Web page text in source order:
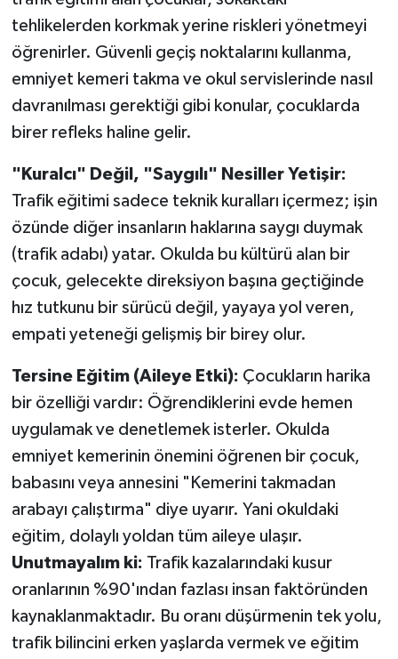
tehlikelerden korkmak yerine riskleri yönetmeyi
öğrenirler. Güvenli geçiş noktalarını kullanma,
emniyet kemeri takma ve okul servislerinde nasıl
davranılması gerektiği gibi konular, çocuklarda
birer refleks haline gelir.
"Kuralcı" Değil, "Saygılı" Nesiller Yetişir:
Trafik eğitimi sadece teknik kuralları içermez; işin
özünde diğer insanların haklarına saygı duymak
(trafik adabı) yatar. Okulda bu kültürü alan bir
çocuk, gelecekte direksiyon başına geçtiğinde
hız tutkunu bir sürücü değil, yayaya yol veren,
empati yeteneği gelişmiş bir birey olur.
Tersine Eğitim (Aileye Etki): Çocukların harika
bir özelliği vardır: Öğrendiklerini evde hemen
uygulamak ve denetlemek isterler. Okulda
emniyet kemerinin önemini öğrenen bir çocuk,
babasını veya annesini "Kemerini takmadan
arabayı çalıştırma" diye uyarır. Yani okuldaki
eğitim, dolaylı yoldan tüm aileye ulaşır.
Unutmayalım ki: Trafik kazalarındaki kusur
oranlarının %90'ından fazlası insan faktöründen
kaynaklanmaktadır. Bu oranı düşürmenin tek yolu,
trafik bilincini erken yaşlarda vermek ve eğitim